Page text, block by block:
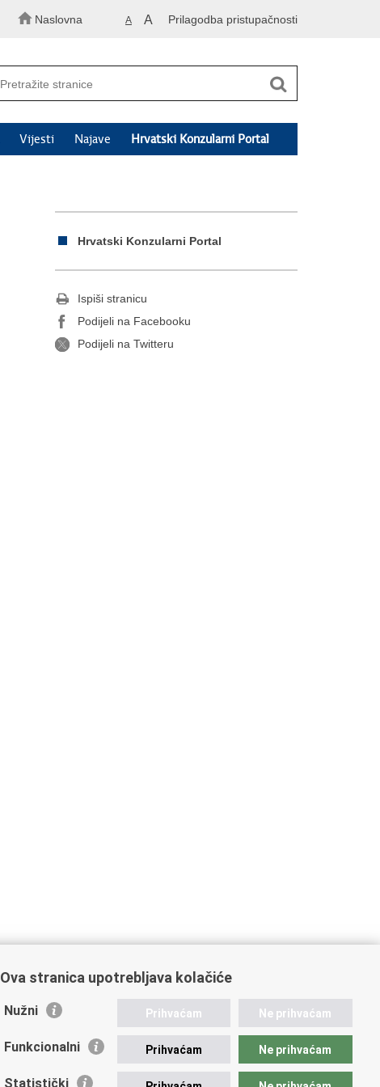
Naslovna A A Prilagodba pristupačnosti
Vijesti Najave Hrvatski Konzularni Portal
Hrvatski Konzularni Portal
Ispiši stranicu
Podijeli na Facebooku
Podijeli na Twitteru
Ova stranica upotrebljava kolačiće
Nužni Prihvaćam Ne prihvaćam
Funkcionalni Prihvaćam Ne prihvaćam
Statistički